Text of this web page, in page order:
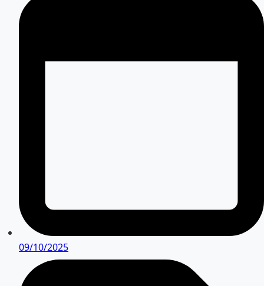
09/10/2025